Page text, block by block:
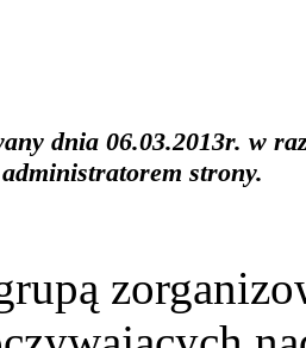
dnia 06.03.2013r. w
strony.